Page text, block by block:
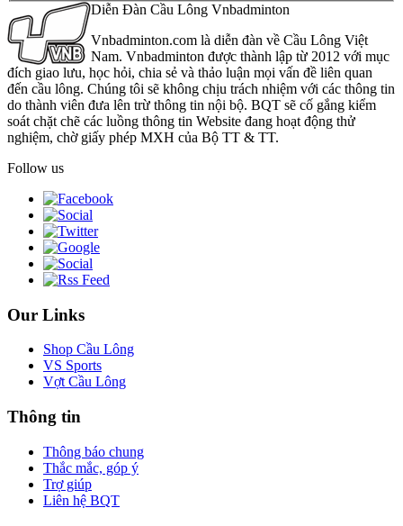
Diễn Đàn Cầu Lông Vnbadminton
Vnbadminton.com là diễn đàn về Cầu Lông Việt
Nam. Vnbadminton được thành lập từ 2012 với mục
đích giao lưu, học hỏi, chia sẻ và thảo luận mọi vấn đề liên quan
đến cầu lông. Chúng tôi sẽ không chịu trách nhiệm với các thông tin
do thành viên đưa lên trừ thông tin nội bộ. BQT sẽ cố gắng kiểm
soát chặt chẽ các luồng thông tin Website đang hoạt động thử
nghiệm, chờ giấy phép MXH của Bộ TT & TT.
Follow us
Our Links
Shop Cầu Lông
VS Sports
Vợt Cầu Lông
Thông tin
Thông báo chung
Thắc mắc, góp ý
Trợ giúp
Liên hệ BQT